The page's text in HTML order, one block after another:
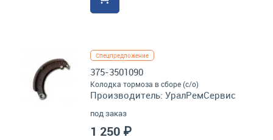
Спецпредложение
375-3501090
Колодка тормоза в сборе (с/о)
Производитель: УралРемСервис
под заказ
1 250 ₽